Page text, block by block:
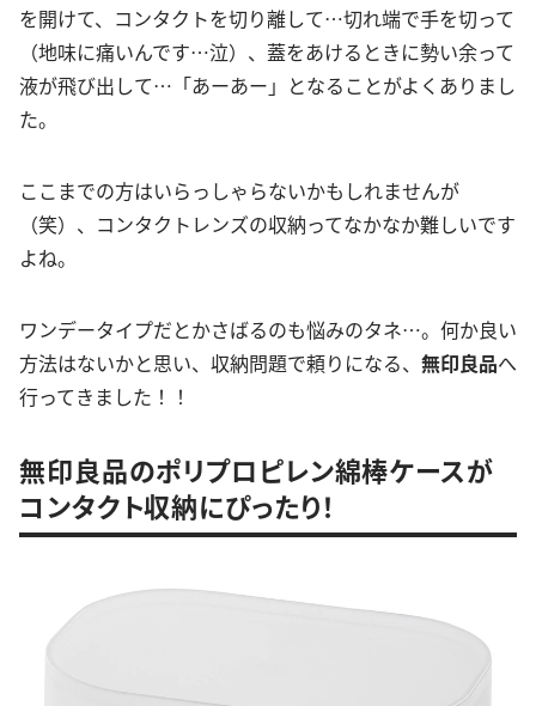
を開けて、コンタクトを切り離して…切れ端で手を切って
（地味に痛いんです…泣）、蓋をあけるときに勢い余って
液が飛び出して…「あーあー」となることがよくありまし
た。
ここまでの方はいらっしゃらないかもしれませんが
（笑）、コンタクトレンズの収納ってなかなか難しいです
よね。
ワンデータイプだとかさばるのも悩みのタネ…。何か良い
方法はないかと思い、収納問題で頼りになる、 無印良品へ
行ってきました！！
無印良品のポリプロピレン綿棒ケースが
コンタクト収納にぴったり！